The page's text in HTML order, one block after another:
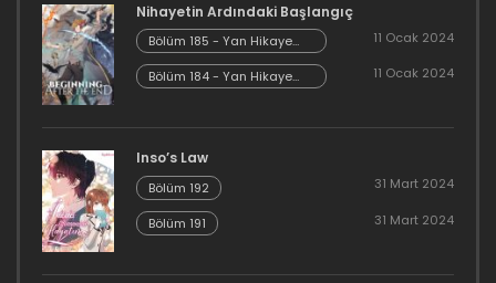
11 Haziran 2023
Bölüm 105
Bölüm 104
9 Haziran 2023
Nihayetin Ardındaki Başlangıç
Bölüm 185 - Yan Hikaye
Kısım 7
11 Ocak 2024
Bölüm 184 - Yan Hikaye
Kısım 6
11 Ocak 2024
Inso’s Law
Bölüm 192 31 Mart 2024
Bölüm 191 31 Mart 2024